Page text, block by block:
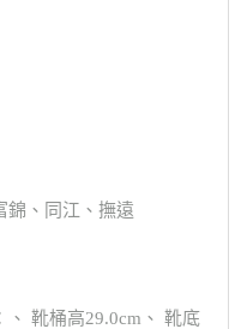
錦、同江、撫遠
、 靴桶高29.0cm、 靴底